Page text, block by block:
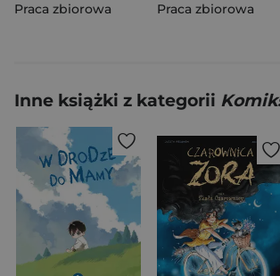
Praca zbiorowa
Praca zbiorowa
Inne książki z kategorii